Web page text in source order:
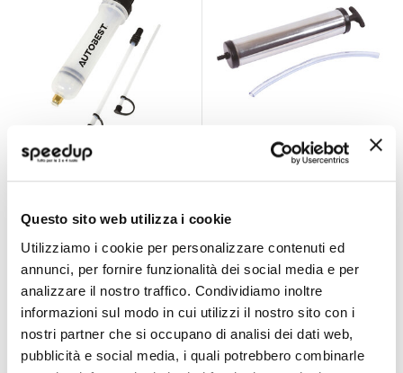
Questo sito web utilizza i cookie
Utilizziamo i cookie per personalizzare contenuti ed
annunci, per fornire funzionalità dei social media e per
analizzare il nostro traffico. Condividiamo inoltre
informazioni sul modo in cui utilizzi il nostro sito con i
nostri partner che si occupano di analisi dei dati web,
pubblicità e social media, i quali potrebbero combinarle
Siringa olio -
CONSEGNA IN
48H
Siringa olio -
CONSEGNA IN
48H